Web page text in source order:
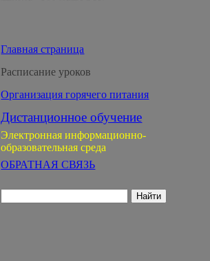
Главная страница
Расписание уроков
Организация горячего питания
Дистанционное обучение
Электронная информационно-
образовательная среда
ОБРАТНАЯ СВЯЗЬ